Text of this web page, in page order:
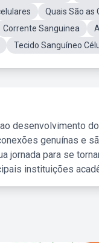
Quais São as
Corrente Sanguinea
Tecido Sanguíneo
desenvolvimento
genuínas e
jornada para se
instituições